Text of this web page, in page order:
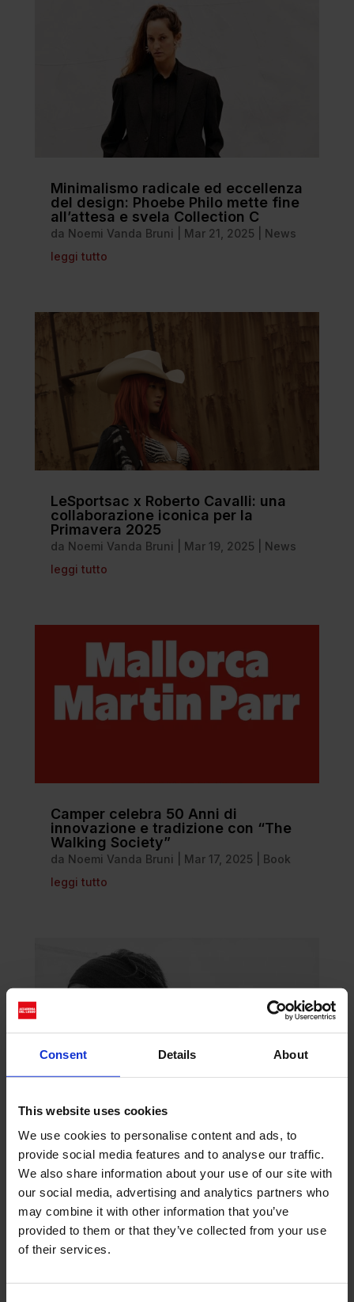
Consent Details About
This website uses cookies
We use cookies to personalise content and ads, to
provide social media features and to analyse our traffic.
We also share information about your use of our site with
our social media, advertising and analytics partners who
may combine it with other information that you’ve
provided to them or that they’ve collected from your use
of their services.
Minimalismo radicale ed eccellenza
del design: Phoebe Philo mette fine
all’attesa e svela Collection C
da Noemi Vanda Bruni Mar 21, 2025
News
leggi tutto
LeSportsac x Roberto Cavalli: una
collaborazione iconica per la
Primavera 2025
da Noemi Vanda Bruni Mar 19, 2025
News
leggi tutto
Camper celebra 50 Anni di
innovazione e tradizione con “The
Walking Society”
da Noemi Vanda Bruni Mar 17, 2025
Book
leggi tutto
“Richard Avedon Italian Days”: un
viaggio nell’Italia del dopoguerra
attraverso l’obiettivo di un maestro
daNoemi Vanda Bruni|Mar 13, 2025| Art
leggi tutto